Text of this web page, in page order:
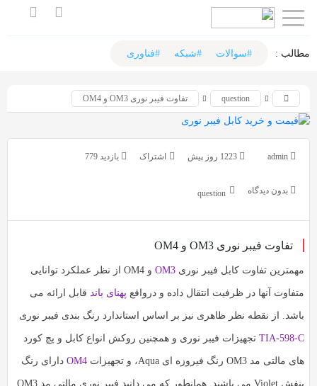
اشتراک
استفاده
از
صفحه
به
اشتراک
بگذارید.
مطالب :‌ #سوالات #شبکه #فناوری
question تفاوت فیبر نوری OM3 و OM4
admin
اشتراک
با
استفاده
می‌توانید
با
دوستان
بگذارید.
بازدید 779
بدون دیدگاه question
تفاوت فیبر نوری OM3 و OM4
مهمترین تفاوت کابل فیبر نوری OM3 و OM4 از نظر عملکرد توانایی
متفاوت آنها در ظرفیت انتقال داده و درواقع پهنای باند قابل ارائه می
باشد. از نقطه نظر ظاهری نیز بر اساس استاندارد رنگ بندی فیبر نوری
TIA-598-C تجهیزات فیبر نوری و همچنین روکش انواع کابل و پچ کورد
های مالتی مد OM3 رنگ فیروزه ای Aqua، و تجهیزات OM4 دارای رنگ
بنفش Violet می باشند. همانطور که می دانید فیبر نوری مالتی مد OM3